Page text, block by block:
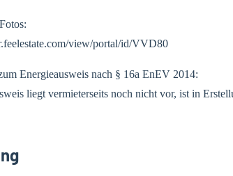
view/portal/id/VVD80
Energieausweis nach § 16a EnEV 2014:
liegt vermieterseits noch nicht vor, ist in